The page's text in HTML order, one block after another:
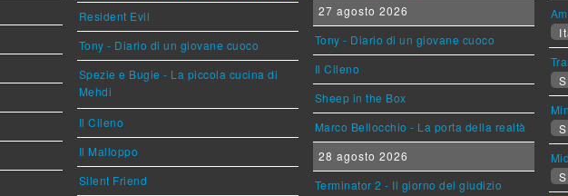
Resident Evil
Tony - Diario di un giovane cuoco
Spezie e Bugie - La piccola cucina di
Mehdi
Il Cileno
Il Malloppo
Silent Friend
27 agosto 2026
Tony - Diario di un giovane cuoco
Il Cileno
Sheep in the Box
Marco Bellocchio - La porta della realtà
28 agosto 2026
Terminator 2 - Il giorno del giudizio